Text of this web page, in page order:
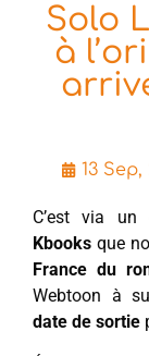
Solo
à
13 Sep,
C’est via un
Kbooks que
France du
Webtoon à
date de sortie